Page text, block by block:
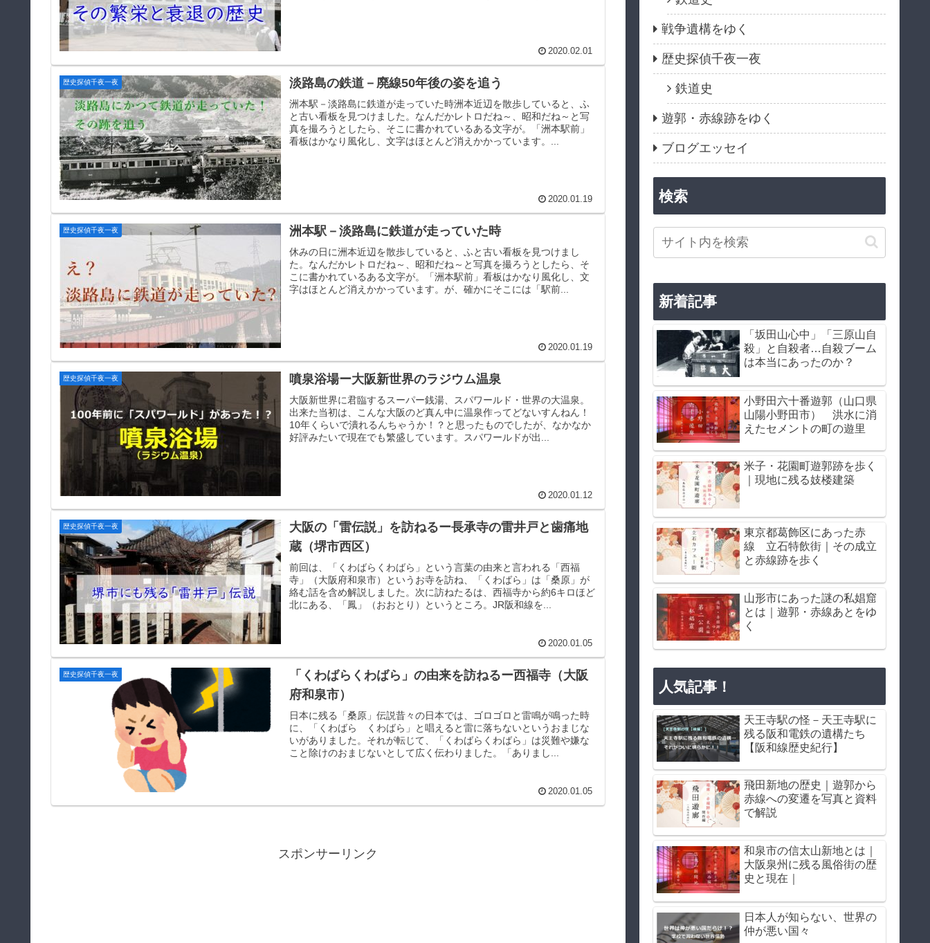
2020.02.01
歴史探偵千夜一夜 淡路島の鉄道－廃線50年後の姿を追う
洲本駅－淡路島に鉄道が走っていた時洲本近辺を散歩していると、ふ
と古い看板を見つけました。なんだかレトロだね～、昭和だね～と写
真を撮ろうとしたら、そこに書かれているある文字が。「洲本駅前」
看板はかなり風化し、文字はほとんど消えかかっています。...
2020.01.19
歴史探偵千夜一夜 洲本駅－淡路島に鉄道が走っていた時
休みの日に洲本近辺を散歩していると、ふと古い看板を見つけまし
た。なんだかレトロだね～、昭和だね～と写真を撮ろうとしたら、そ
こに書かれているある文字が。「洲本駅前」看板はかなり風化し、文
字はほとんど消えかかっています。が、確かにそこには「駅前...
2020.01.19
歴史探偵千夜一夜 噴泉浴場ー大阪新世界のラジウム温泉
大阪新世界に君臨するスーパー銭湯、スパワールド・世界の大温泉。
出来た当初は、こんな大阪のど真ん中に温泉作ってどないすんねん！
10年くらいで潰れるんちゃうか！？と思ったものでしたが、なかなか
好評みたいで現在でも繁盛しています。スパワールドが出...
2020.01.12
歴史探偵千夜一夜
大阪の「雷伝説」を訪ねるー長承寺の雷井戸と歯痛地
蔵（堺市西区）
前回は、「くわばらくわばら」という言葉の由来と言われる「西福
寺」（大阪府和泉市）というお寺を訪ね、「くわばら」は「桑原」が
絡む話を含め解説しました。次に訪ねたるは、西福寺から約6キロほど
北にある、「鳳」（おおとり）というところ。JR阪和線を...
2020.01.05
歴史探偵千夜一夜
「くわばらくわばら」の由来を訪ねるー西福寺（大阪
府和泉市）
日本に残る「桑原」伝説昔々の日本では、ゴロゴロと雷鳴が鳴った時
に、「くわばら くわばら」と唱えると雷に落ちないというおまじな
いがありました。それが転じて、「くわばらくわばら」は災難や嫌な
こと除けのおまじないとして広く伝わりました。「ありまし...
2020.01.05
スポンサーリンク
戦争遺構をゆく
歴史探偵千夜一夜
鉄道史
遊郭・赤線跡をゆく
ブログエッセイ
検索
新着記事
「坂田山心中」「三原山自
殺」と自殺者…自殺ブーム
は本当にあったのか？
小野田六十番遊郭（山口県
山陽小野田市） 洪水に消
えたセメントの町の遊里
米子・花園町遊郭跡を歩く
｜現地に残る妓楼建築
東京都葛飾区にあった赤
線 立石特飲街｜その成立
と赤線跡を歩く
山形市にあった謎の私娼窟
とは｜遊郭・赤線あとをゆ
く
人気記事！
天王寺駅の怪－天王寺駅に
残る阪和電鉄の遺構たち
【阪和線歴史紀行】
飛田新地の歴史｜遊郭から
赤線への変遷を写真と資料
で解説
和泉市の信太山新地とは｜
大阪泉州に残る風俗街の歴
史と現在｜
日本人が知らない、世界の
仲が悪い国々